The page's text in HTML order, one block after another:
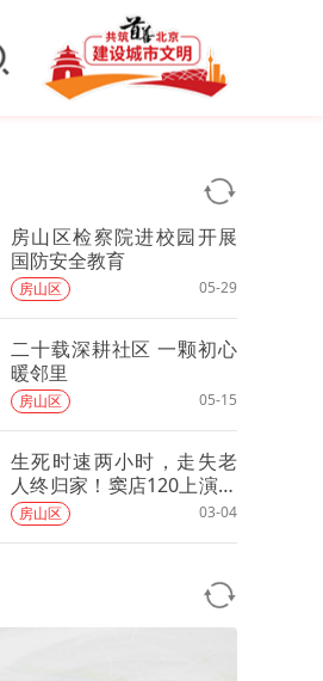
房山区检察院进校园开展
国防安全教育
房山区 05-29
二十载深耕社区 一颗初心
暖邻里
房山区 05-15
生死时速两小时，走失老
人终归家！窦店120上演暖
心“生命接力”
房山区 03-04